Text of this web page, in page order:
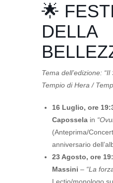
🌟
DELLA
Tema dell’edizione:
Tempio di Hera /
16 Luglio, ore
Capossela in
(Anteprima/
anniversario
23 Agosto, ore
Massini – “La
Lectio/monologo